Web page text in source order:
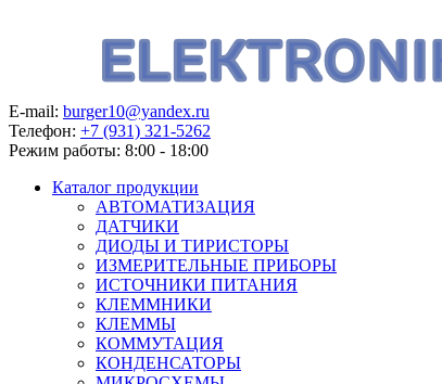
E-mail: burger10@yandex.ru
Телефон: +7 (931) 321-5262
Режим работы: 8:00 - 18:00
Каталог продукции
АВТОМАТИЗАЦИЯ
ДАТЧИКИ
ДИОДЫ И ТИРИСТОРЫ
ИЗМЕРИТЕЛЬНЫЕ ПРИБОРЫ
ИСТОЧНИКИ ПИТАНИЯ
КЛЕММНИКИ
КЛЕММЫ
КОММУТАЦИЯ
КОНДЕНСАТОРЫ